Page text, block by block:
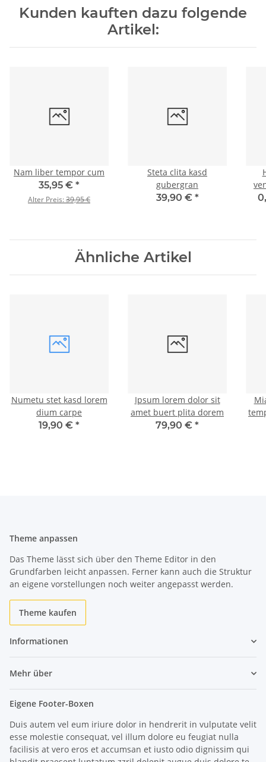
Kunden kauften dazu folgende
Artikel:
Nam liber tempor cum
35,95 € *
Alter Preis:39,95 €
Steta clita kasd
gubergran
39,90 € *
Ähnliche Artikel
Numetu stet kasd lorem
dium carpe
19,90 € *
Ipsum lorem dolor sit
amet buert plita dorem
79,90 € *
Theme anpassen
Das Theme lässt sich über den Theme Editor in den
Grundfarben leicht anpassen. Ferner kann auch die Struktur
an eigene vorstellungen noch weiter angepasst werden.
Theme kaufen
Informationen
Mehr über
Eigene Footer-Boxen
Duis autem vel eum iriure dolor in hendrerit in vulputate velit
esse molestie consequat, vel illum dolore eu feugiat nulla
facilisis at vero eros et accumsan et iusto odio dignissim qui